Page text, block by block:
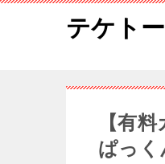
テケト
【有
ぱっく